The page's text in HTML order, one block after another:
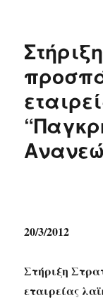
20/3/2012
Στήριξη
εταιρείας